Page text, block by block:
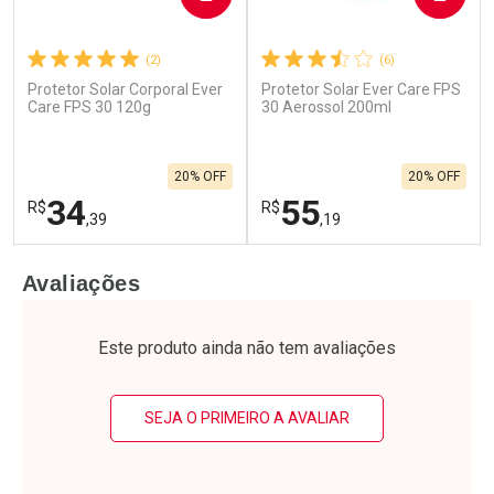
(2)
Protetor Solar Corporal Ever
Care FPS 30 120g
R$34,39
20% OFF
Laboratório
Por Menos
(6)
Protetor Solar Ever Care FPS
30 Aerossol 200ml
R$55,19
20% OFF
Laboratório
Por Menos
Avaliações
Este produto ainda não tem avaliações
SEJA O PRIMEIRO A AVALIAR